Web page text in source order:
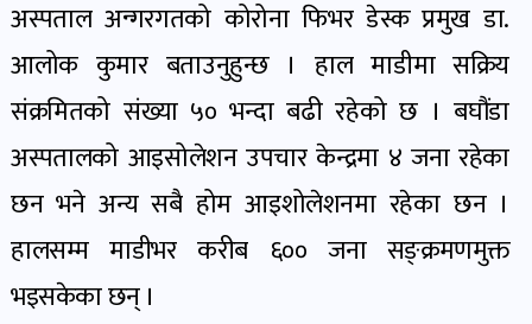
अपराध
खबर
पोष्ट
स्वास्थ्य
खबर
पोष्ट
अस्पताल अन्गरगतको कोरोना फिभर डेस्क प्रमुख डा.
आलोक कुमार बताउनुहुन्छ । हाल माडीमा सक्रिय
संक्रमितको संख्या ५० भन्दा बढी रहेको छ । बघौंडा
अस्पतालको आइसोलेशन उपचार केन्द्रमा ४ जना रहेका
छन भने अन्य सबै होम आइशोलेशनमा रहेका छन ।
हालसम्म माडीभर करीब ६०० जना सङ्क्रमणमुक्त
भइसकेका छन् ।